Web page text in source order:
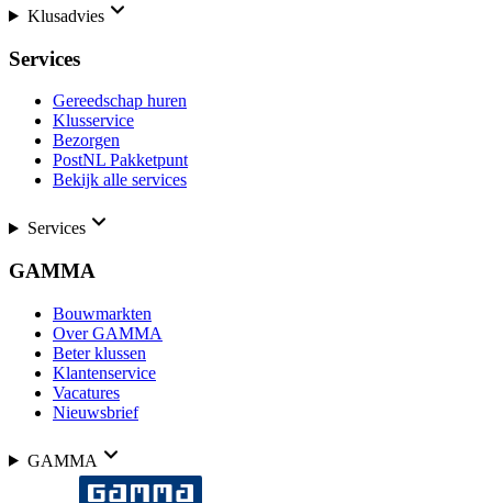
Klusadvies
Services
Gereedschap huren
Klusservice
Bezorgen
PostNL Pakketpunt
Bekijk alle services
Services
GAMMA
Bouwmarkten
Over GAMMA
Beter klussen
Klantenservice
Vacatures
Nieuwsbrief
GAMMA